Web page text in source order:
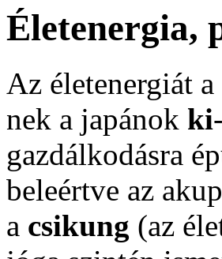
Életenergia,
Az életenergiát
nek a japánok ki
gazdálkodásra
beleértve az
a csikung (az